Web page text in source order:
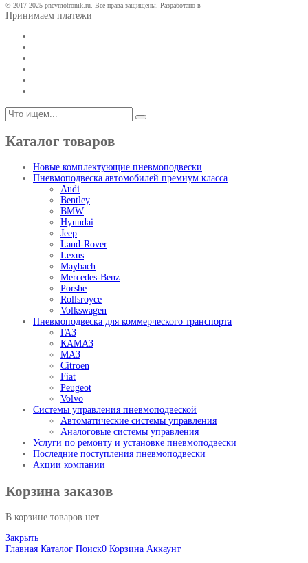
© 2017-2025 pnevmotronik.ru. Все права защищены. Разработано в
Принимаем платежи
Каталог товаров
Новые комплектующие пневмоподвески
Пневмоподвеска автомобилей премиум класса
Audi
Bentley
BMW
Hyundai
Jeep
Land-Rover
Lexus
Maybach
Mercedes-Benz
Porshe
Rollsroyce
Volkswagen
Пневмоподвеска для коммерческого транспорта
ГАЗ
КАМАЗ
МАЗ
Citroen
Fiat
Peugeot
Volvo
Системы управления пневмоподвеской
Автоматические системы управления
Аналоговые системы управления
Услуги по ремонту и установке пневмоподвески
Последние поступления пневмоподвески
Акции компании
Корзина заказов
В корзине товаров нет.
Закрыть
Главная Каталог Поиск0 Корзина Аккаунт